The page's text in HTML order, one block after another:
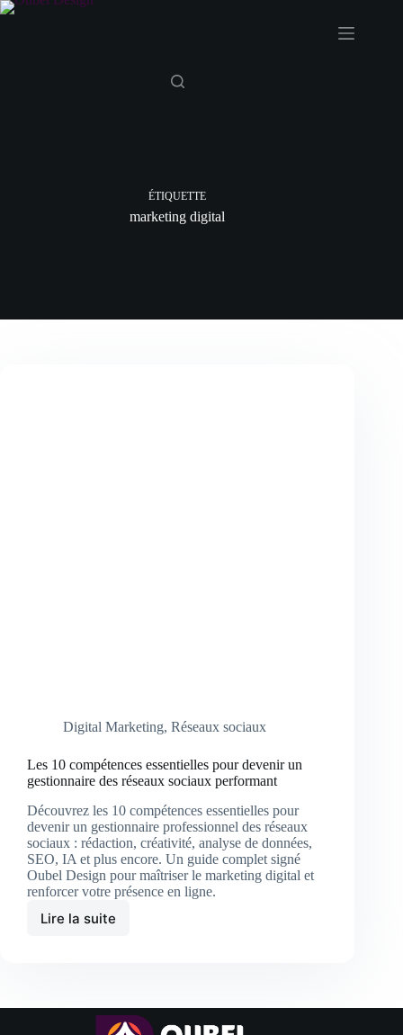
Passer
ÉTIQUETTE
marketing digital
Digital Marketing, Réseaux sociaux
Les 10 compétences essentielles pour devenir un
gestionnaire des réseaux sociaux performant
Découvrez les 10 compétences essentielles pour
devenir un gestionnaire professionnel des réseaux
sociaux : rédaction, créativité, analyse de données,
SEO, IA et plus encore. Un guide complet signé
Oubel Design pour maîtriser le marketing digital et
renforcer votre présence en ligne.
Lire la suite
Les
devenir